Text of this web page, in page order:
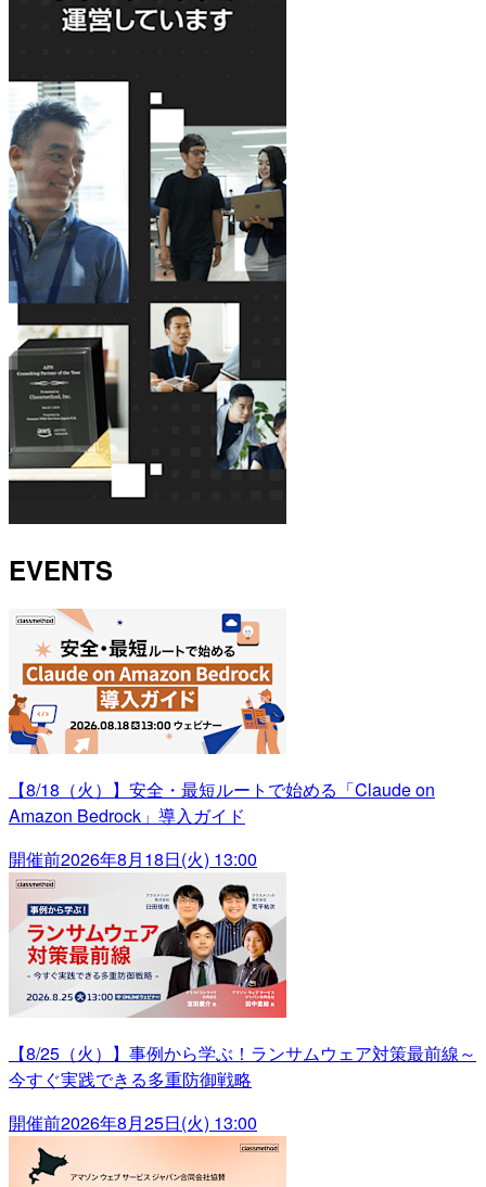
EVENTS
【8/18（火）】安全・最短ルートで始める「Claude on
Amazon Bedrock」導入ガイド
開催前2026年8月18日(火) 13:00
【8/25（火）】事例から学ぶ！ランサムウェア対策最前線～
今すぐ実践できる多重防御戦略
開催前2026年8月25日(火) 13:00